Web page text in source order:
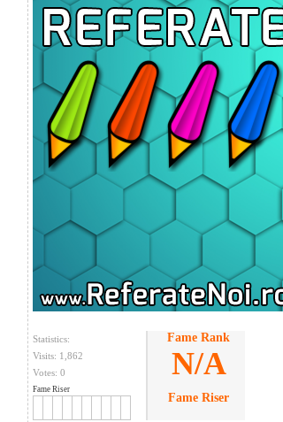
Statistics:
Visits: 1,862
Votes: 0
Fame Riser
Fame Rank
N/A
Fame Riser